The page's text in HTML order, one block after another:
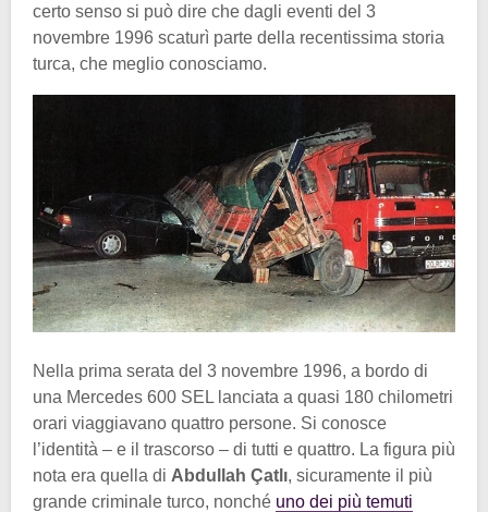
certo senso si può dire che dagli eventi del 3
novembre 1996 scaturì parte della recentissima storia
turca, che meglio conosciamo.
Nella prima serata del 3 novembre 1996, a bordo di
una Mercedes 600 SEL lanciata a quasi 180 chilometri
orari viaggiavano quattro persone. Si conosce
l’identità – e il trascorso – di tutti e quattro. La figura più
nota era quella di Abdullah Çatlı, sicuramente il più
grande criminale turco, nonché uno dei più temuti